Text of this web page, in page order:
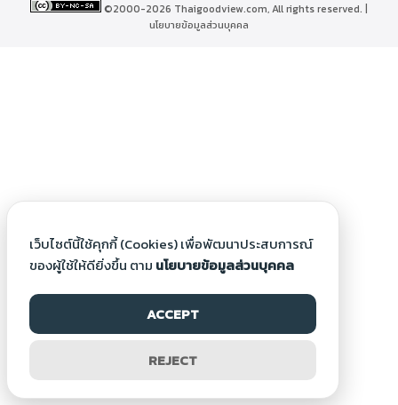
©2000-2026 Thaigoodview.com, All rights reserved. |
นโยบายข้อมูลส่วนบุคคล
เว็บไซต์นี้ใช้คุกกี้ (Cookies) เพื่อพัฒนาประสบการณ์
ของผู้ใช้ให้ดียิ่งขึ้น ตาม นโยบายข้อมูลส่วนบุคคล
ACCEPT
REJECT